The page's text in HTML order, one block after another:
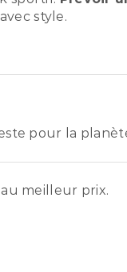
style.
pour la
meilleur prix.